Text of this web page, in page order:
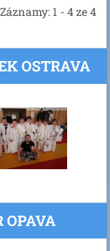
Záznamy: 1 - 4 ze 4
OSTRAVA
OPAVA